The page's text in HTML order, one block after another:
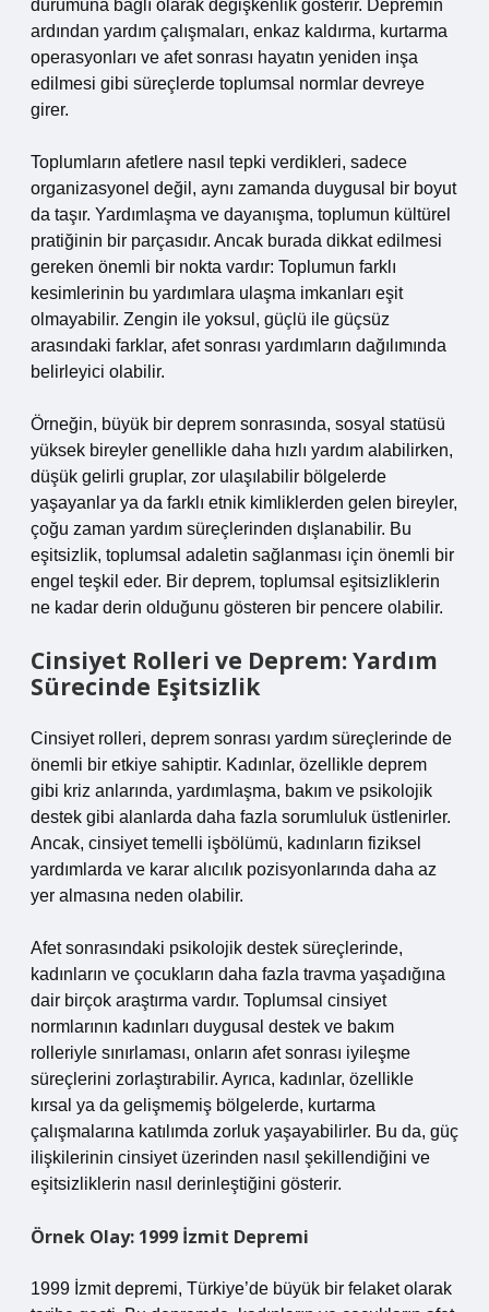
durumuna bağlı olarak değişkenlik gösterir. Depremin
ardından yardım çalışmaları, enkaz kaldırma, kurtarma
operasyonları ve afet sonrası hayatın yeniden inşa
edilmesi gibi süreçlerde toplumsal normlar devreye
girer.
Toplumların afetlere nasıl tepki verdikleri, sadece
organizasyonel değil, aynı zamanda duygusal bir boyut
da taşır. Yardımlaşma ve dayanışma, toplumun kültürel
pratiğinin bir parçasıdır. Ancak burada dikkat edilmesi
gereken önemli bir nokta vardır: Toplumun farklı
kesimlerinin bu yardımlara ulaşma imkanları eşit
olmayabilir. Zengin ile yoksul, güçlü ile güçsüz
arasındaki farklar, afet sonrası yardımların dağılımında
belirleyici olabilir.
Örneğin, büyük bir deprem sonrasında, sosyal statüsü
yüksek bireyler genellikle daha hızlı yardım alabilirken,
düşük gelirli gruplar, zor ulaşılabilir bölgelerde
yaşayanlar ya da farklı etnik kimliklerden gelen bireyler,
çoğu zaman yardım süreçlerinden dışlanabilir. Bu
eşitsizlik, toplumsal adaletin sağlanması için önemli bir
engel teşkil eder. Bir deprem, toplumsal eşitsizliklerin
ne kadar derin olduğunu gösteren bir pencere olabilir.
Cinsiyet Rolleri ve Deprem: Yardım
Sürecinde Eşitsizlik
Cinsiyet rolleri, deprem sonrası yardım süreçlerinde de
önemli bir etkiye sahiptir. Kadınlar, özellikle deprem
gibi kriz anlarında, yardımlaşma, bakım ve psikolojik
destek gibi alanlarda daha fazla sorumluluk üstlenirler.
Ancak, cinsiyet temelli işbölümü, kadınların fiziksel
yardımlarda ve karar alıcılık pozisyonlarında daha az
yer almasına neden olabilir.
Afet sonrasındaki psikolojik destek süreçlerinde,
kadınların ve çocukların daha fazla travma yaşadığına
dair birçok araştırma vardır. Toplumsal cinsiyet
normlarının kadınları duygusal destek ve bakım
rolleriyle sınırlaması, onların afet sonrası iyileşme
süreçlerini zorlaştırabilir. Ayrıca, kadınlar, özellikle
kırsal ya da gelişmemiş bölgelerde, kurtarma
çalışmalarına katılımda zorluk yaşayabilirler. Bu da, güç
ilişkilerinin cinsiyet üzerinden nasıl şekillendiğini ve
eşitsizliklerin nasıl derinleştiğini gösterir.
Örnek Olay: 1999 İzmit Depremi
1999 İzmit depremi, Türkiye’de büyük bir felaket olarak